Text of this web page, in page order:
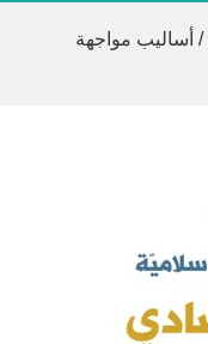
/ أساليب مواجهة